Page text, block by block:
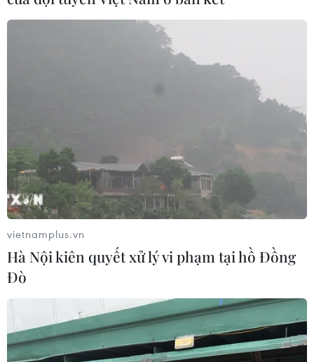
Salman thăm Thổ Nhĩ Kỳ vào tuần tới
Một quan chức cấp cao Thổ Nhĩ Kỳ cho biết trong khuôn
khổ chuyến thăm, Thái tử Saudi Arabia và giới chức cấp
cao Thổ Nhĩ Kỳ dự kiến ký một loạt thỏa thuận tại
vietnamplus.vn
Hà Nội kiên quyết xử lý vi phạm tại hồ Đồng
Đò